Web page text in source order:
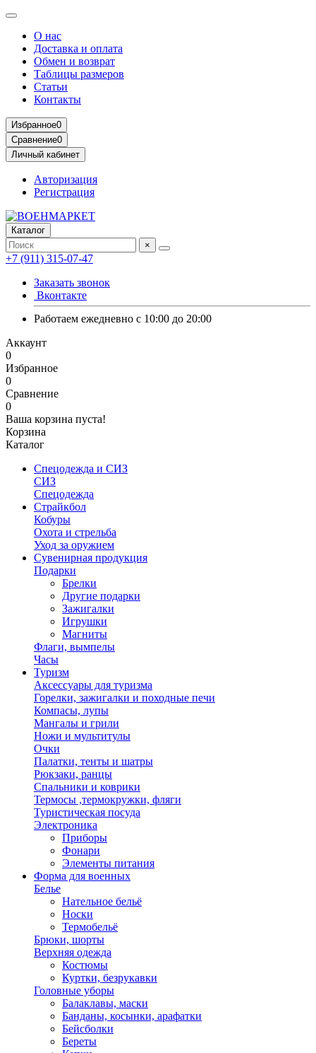
О нас
Доставка и оплата
Обмен и возврат
Таблицы размеров
Статьи
Контакты
Избранное0
Сравнение0
Личный кабинет
Авторизация
Регистрация
Каталог
×
+7 (911) 315-07-47
Заказать звонок
Вконтакте
Работаем ежедневно с 10:00 до 20:00
Аккаунт
0
Избранное
0
Сравнение
0
Ваша корзина пуста!
Корзина
Каталог
Спецодежда и СИЗ
СИЗ
Спецодежда
Страйкбол
Кобуры
Охота и стрельба
Уход за оружием
Сувенирная продукция
Подарки
Брелки
Другие подарки
Зажигалки
Игрушки
Магниты
Флаги, вымпелы
Часы
Туризм
Аксессуары для туризма
Горелки, зажигалки и походные печи
Компасы, лупы
Мангалы и грили
Ножи и мультитулы
Очки
Палатки, тенты и шатры
Рюкзаки, ранцы
Спальники и коврики
Термосы ,термокружки, фляги
Туристическая посуда
Электроника
Приборы
Фонари
Элементы питания
Форма для военных
Белье
Нательное бельё
Носки
Термобельё
Брюки, шорты
Верхняя одежда
Костюмы
Куртки, безрукавки
Головные уборы
Балаклавы, маски
Банданы, косынки, арафатки
Бейсболки
Береты